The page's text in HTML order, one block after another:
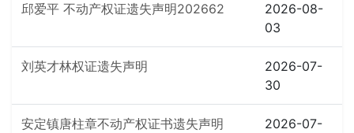
邱爱平 不动产权证遗失声明202662
2026-08-
03
刘英才林权证遗失声明
2026-07-
30
安定镇唐柱章不动产权证书遗失声明
2026-07-